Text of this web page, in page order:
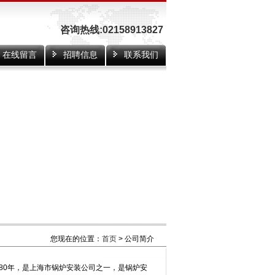
咨询热线:02158913827
在线留言 招聘信息 联系我们
您现在的位置： 首页 > 公司简介
，是上海市锅炉安装公司之一，是锅炉安